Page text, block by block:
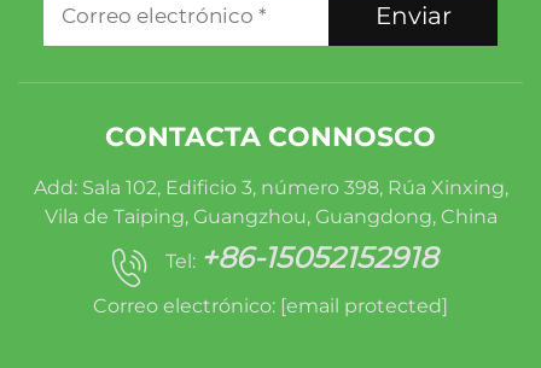
Enviar
CONTACTA CONNOSCO
Add: Sala 102, Edificio 3, número 398, Rúa Xinxing,
Vila de Taiping, Guangzhou, Guangdong, China
Tel: +86-15052152918
Correo electrónico: [email protected]